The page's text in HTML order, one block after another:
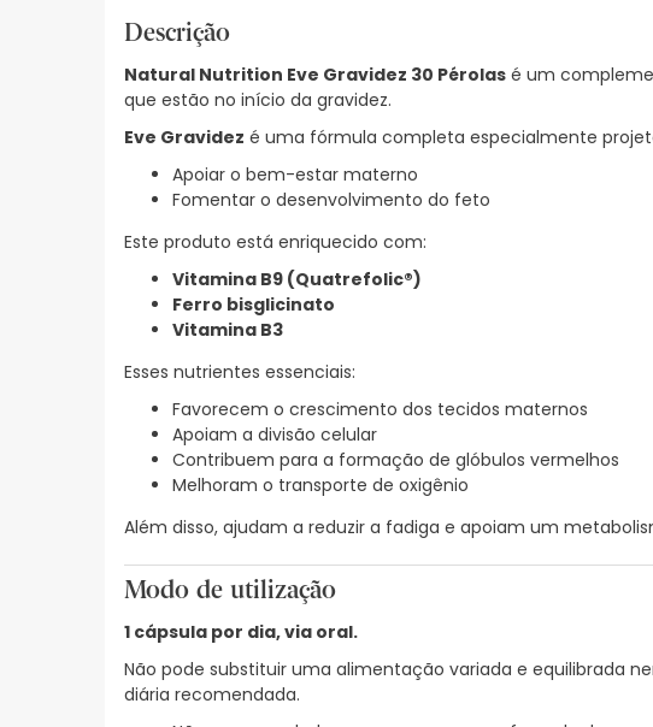
Mais vendidos
Health points
Descrição
Natural Nutrition Eve Gravidez 30 Pérolas é um
que estão no início da gravidez.
Eve Gravidez é uma fórmula completa especialmente
Apoiar o bem-estar materno
Fomentar o desenvolvimento do feto
Este produto está enriquecido com:
Vitamina B9 (Quatrefolic®)
Ferro bisglicinato
Vitamina B3
Esses nutrientes essenciais:
Favorecem o crescimento dos tecidos maternos
Apoiam a divisão celular
Contribuem para a formação de glóbulos vermelhos
Melhoram o transporte de oxigênio
Além disso, ajudam a reduzir a fadiga e apoiam um
Modo de utilização
1 cápsula por dia, via oral.
Não pode substituir uma alimentação variada e equilibrada
diária recomendada.